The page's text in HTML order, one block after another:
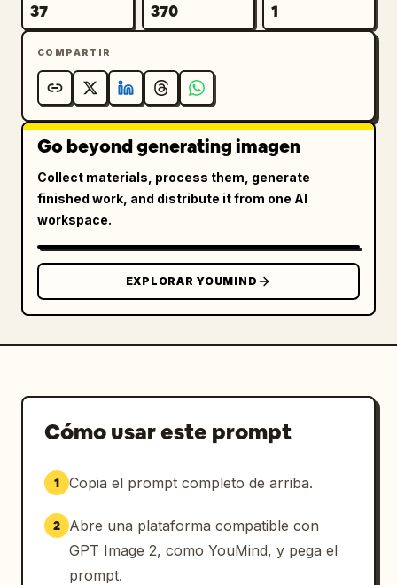
37 370 1
COMPARTIR
Go beyond generating imagen
Collect materials, process them, generate
finished work, and distribute it from one AI
workspace.
EXPLORAR YOUMIND
Cómo usar este prompt
1 Copia el prompt completo de arriba.
2
Abre una plataforma compatible con
GPT Image 2, como YouMind, y pega el
prompt.